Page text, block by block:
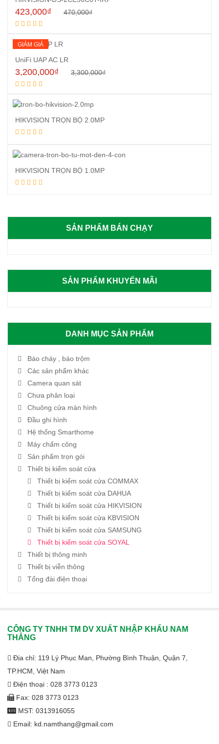
470,000₫
423,000₫
GIẢM GIÁ
UniFi UAP AC LR
3,300,000₫
3,200,000₫
HIKVISION TRỌN BỘ 2.0MP
HIKVISION TRỌN BỘ 1.0MP
SẢN PHẨM BÁN CHẠY
SẢN PHẨM KHUYẾN MÃI
DANH MỤC SẢN PHẨM
Báo cháy , báo trộm
Các sản phẩm khác
Camera quan sát
Chưa phân loại
Chuông cửa màn hình
Đầu ghi hình
Hệ thống Smarthome
Máy chấm công
Sản phẩm trọn gói
Thiết bị kiểm soát cửa
Thiết bị kiểm soát cửa COMMAX
Thiết bị kiểm soát cửa DAHUA
Thiết bị kiểm soát cửa HIKVISION
Thiết bị kiểm soát cửa KBVISION
Thiết bị kiểm soát cửa SAMSUNG
Thiết bị kiểm soát cửa SOYAL
Thiết bị thông minh
Thiết bị viễn thông
Tổng đài điện thoại
CÔNG TY TNHH TM DV XUẤT NHẬP KHẨU NAM
THẮNG
Địa chỉ: 119 Lý Phục Man, Phường Bình Thuận, Quận 7,
TP.HCM, Việt Nam
Điện thoại : 028 3773 0123
Fax: 028 3773 0123
MST: 0313916055
Email: kd.namthang@gmail.com